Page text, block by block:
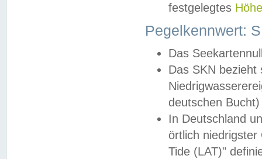
festgelegtes
Pegelkennwert:
Das
Das SKN
deutschen
In Deutschland
örtlich
Tide (LAT)"